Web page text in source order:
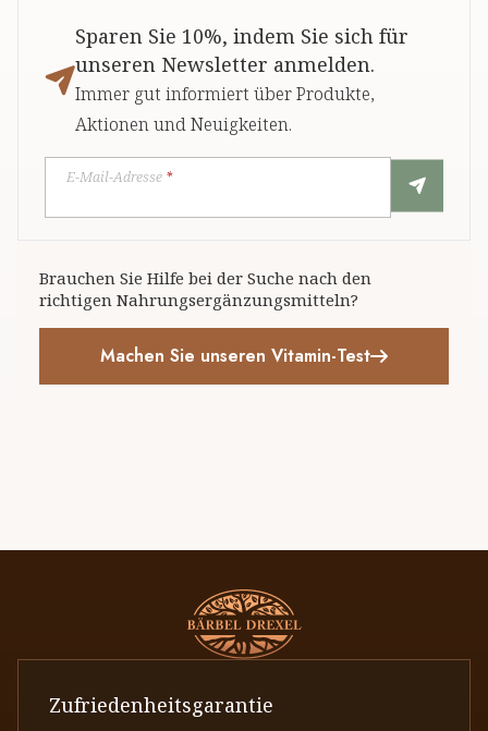
Sparen Sie 10%, indem Sie sich für
unseren Newsletter anmelden.
Immer gut informiert über Produkte,
Aktionen und Neuigkeiten.
E-Mail-Adresse *
Brauchen Sie Hilfe bei der Suche nach den
richtigen Nahrungsergänzungsmitteln?
Machen Sie unseren Vitamin-Test
Zufriedenheitsgarantie